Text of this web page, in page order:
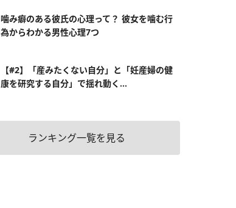
噛み癖のある彼氏の心理って？ 彼女を噛む行
為からわかる男性心理7つ
【#2】「産みたくない自分」と「妊産婦の健
康を研究する自分」で揺れ動く...
ランキング一覧を見る